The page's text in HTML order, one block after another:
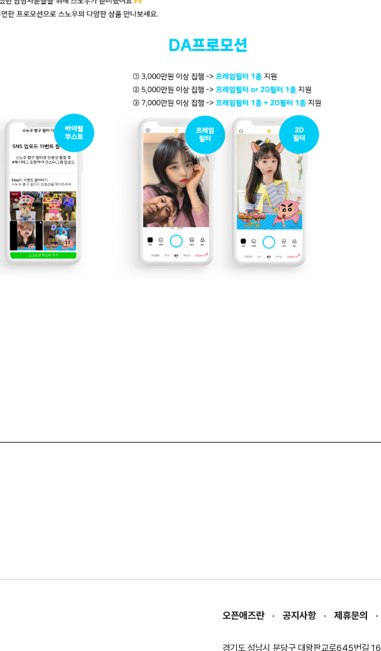
오픈애즈란 공지사항 제휴문의
경기도 성남시 분당구 대왕판교로645번길 16